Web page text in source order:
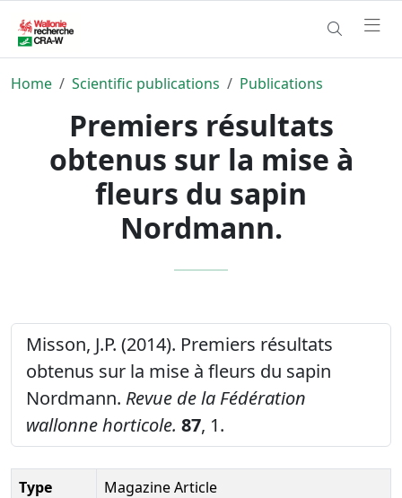
Home Scientific publications Publications
Premiers résultats
obtenus sur la mise à
fleurs du sapin
Nordmann.
Misson, J.P. (2014). Premiers résultats
obtenus sur la mise à fleurs du sapin
Nordmann. Revue de la Fédération
wallonne horticole. 87, 1.
Type
Magazine Article